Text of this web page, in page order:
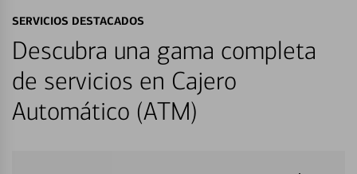
SERVICIOS DESTACADOS
Descubra una gama completa
de servicios en Cajero
Automático (ATM)